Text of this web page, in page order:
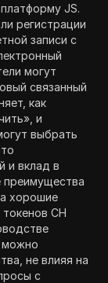
JS.
регистрации
записи с
могут
связанный
как
и
выбрать
и вклад в
преимущества
хорошие
CH
можно
не влияя на
с